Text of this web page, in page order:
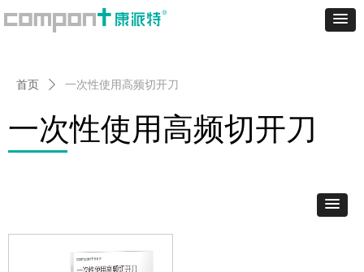
一次性使用高频切开刀
首页 ꄲ 一次性使用高频切开刀